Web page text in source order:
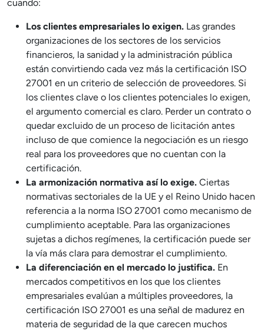
cuando:
Los clientes empresariales lo exigen. Las grandes
organizaciones de los sectores de los servicios
financieros, la sanidad y la administración pública
están convirtiendo cada vez más la certificación ISO
27001 en un criterio de selección de proveedores. Si
los clientes clave o los clientes potenciales lo exigen,
el argumento comercial es claro. Perder un contrato o
quedar excluido de un proceso de licitación antes
incluso de que comience la negociación es un riesgo
real para los proveedores que no cuentan con la
certificación.
La armonización normativa así lo exige. Ciertas
normativas sectoriales de la UE y el Reino Unido hacen
referencia a la norma ISO 27001 como mecanismo de
cumplimiento aceptable. Para las organizaciones
sujetas a dichos regímenes, la certificación puede ser
la vía más clara para demostrar el cumplimiento.
La diferenciación en el mercado lo justifica. En
mercados competitivos en los que los clientes
empresariales evalúan a múltiples proveedores, la
certificación ISO 27001 es una señal de madurez en
materia de seguridad de la que carecen muchos